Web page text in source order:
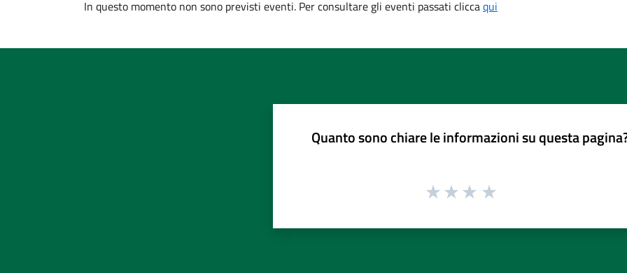
In questo momento non sono previsti eventi. Per consultare gli eventi passati cliccaqui
Quanto sono chiare le informazioni su questa